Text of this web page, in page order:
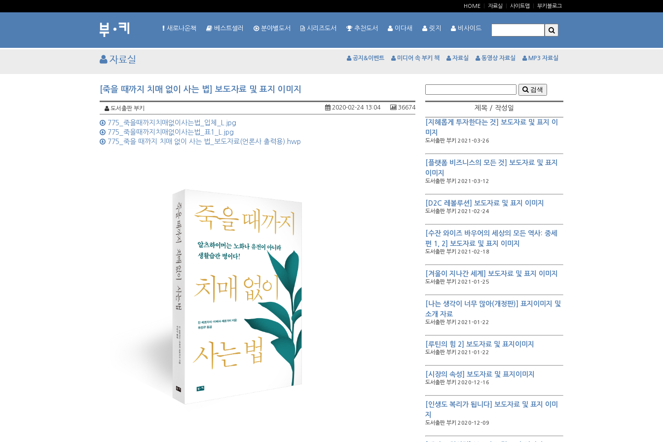
HOME 자료실 사이트맵 부키블로그
새로나온책 베스트셀러 분야별도서 시리즈도서 추천도서 이다새 릿지 비사이드
자료실 공지&이벤트 미디어 속 부키 책 자료실 동영상 자료실 MP3 자료실
[죽을 때까지 치매 없이 사는 법] 보도자료 및 표지 이미지
도서출판 부키 36674
2020-02-24 13:04
775_죽을때까지치매없이사는법_입체_L.jpg
775_죽을때까지치매없이사는법_표1_L.jpg
775_죽을 때까지 치매 없이 사는 법_보도자료(언론사 출력용).hwp
검색
제목 / 작성일
[지혜롭게 투자한다는 것] 보도자료 및 표지 이
미지
도서출판 부키 2021-03-26
[플랫폼 비즈니스의 모든 것] 보도자료 및 표지
이미지
도서출판 부키 2021-03-12
[D2C 레볼루션] 보도자료 및 표지 이미지
도서출판 부키 2021-02-24
[수잔 와이즈 바우어의 세상의 모든 역사: 중세
편 1, 2] 보도자료 및 표지 이미지
도서출판 부키 2021-02-18
[겨울이 지나간 세계] 보도자료 및 표지 이미지
도서출판 부키 2021-01-25
[나는 생각이 너무 많아(개정판)] 표지이미지 및
소개 자료
도서출판 부키 2021-01-22
[루틴의 힘 2] 보도자료 및 표지이미지
도서출판 부키 2021-01-22
[시장의 속성] 보도자료 및 표지이미지
도서출판 부키 2020-12-16
[인생도 복리가 됩니다] 보도자료 및 표지 이미
지
도서출판 부키 2020-12-09